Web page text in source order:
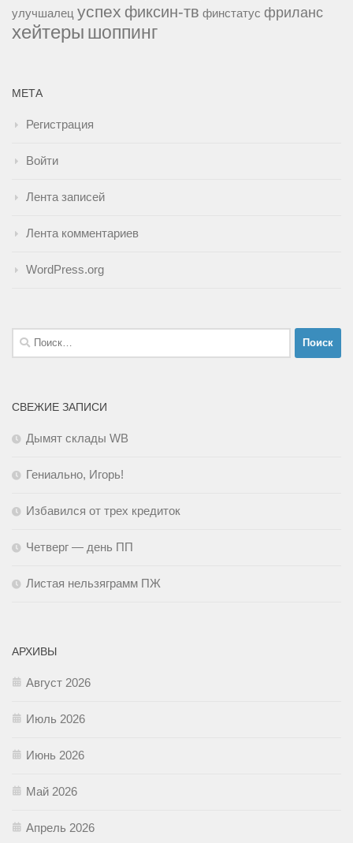
улучшалец успех фиксин-тв финстатус фриланс
хейтеры шоппинг
МЕТА
Регистрация
Войти
Лента записей
Лента комментариев
WordPress.org
Найти:
СВЕЖИЕ ЗАПИСИ
Дымят склады WB
Гениально, Игорь!
Избавился от трех кредиток
Четверг — день ПП
Листая нельзяграмм ПЖ
АРХИВЫ
Август 2026
Июль 2026
Июнь 2026
Май 2026
Апрель 2026